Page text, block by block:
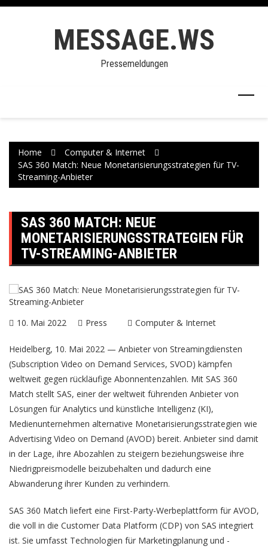
Skip
MESSAGE.WS
Pressemeldungen
Home
Computer & Internet
SAS 360 Match: Neue Monetarisierungsstrategien für TV-
Streaming-Anbieter
SAS 360 MATCH: NEUE
MONETARISIERUNGSSTRATEGIEN FÜR
TV-STREAMING-ANBIETER
10. Mai 2022 Press Computer & Internet
Heidelberg, 10. Mai 2022 — Anbieter von Streamingdiensten
(Subscription Video on Demand Services, SVOD) kämpfen
weltweit gegen rückläufige Abonnentenzahlen. Mit SAS 360
Match stellt SAS, einer der weltweit führenden Anbieter von
Lösungen für Analytics und künstliche Intelligenz (KI),
Medienunternehmen alternative Monetarisierungsstrategien wie
Advertising Video on Demand (AVOD) bereit. Anbieter sind damit
in der Lage, ihre Abozahlen zu steigern beziehungsweise ihre
Niedrigpreismodelle beizubehalten und dadurch eine
Abwanderung ihrer Kunden zu verhindern.
SAS 360 Match liefert eine First-Party-Werbeplattform für AVOD,
die voll in die Customer Data Platform (CDP) von SAS integriert
ist. Sie umfasst Technologien für Marketingplanung und -